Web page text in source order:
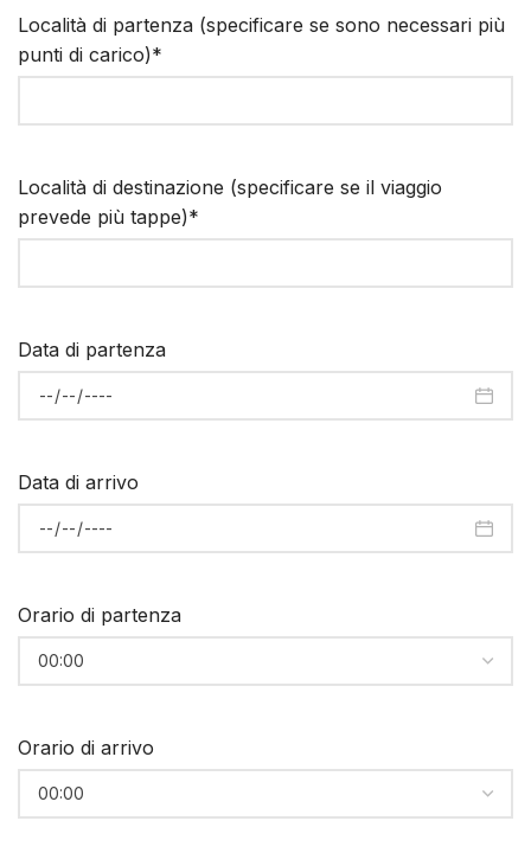
Località di partenza (specificare se sono necessari più
punti di carico)*
Località di destinazione (specificare se il viaggio
prevede più tappe)*
Data di partenza
Data di arrivo
Orario di partenza
Orario di arrivo